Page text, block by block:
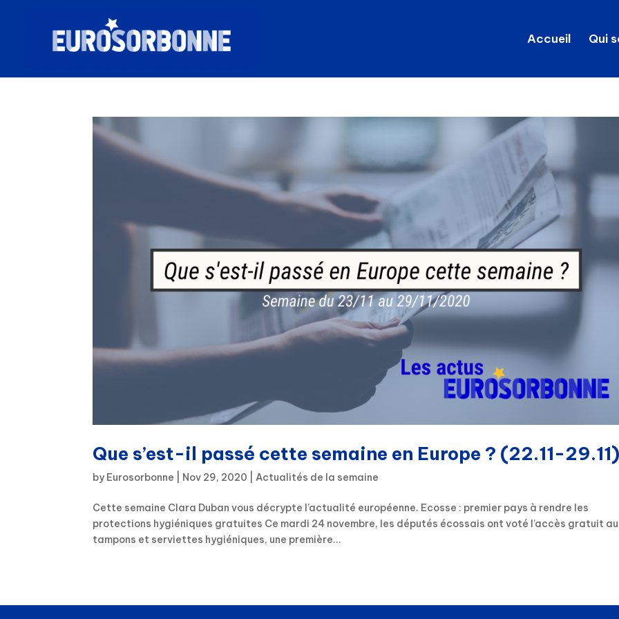
Accueil Qui
Que s’est-il passé cette semaine en Europe ? (22.11-
by Eurosorbonne Nov 29, 2020 |Actualités de la semaine
Cette semaine Clara Duban vous décrypte l’actualité européenne. Ecosse : premier pays à rendre les
protections hygiéniques gratuites Ce mardi 24 novembre, les députés écossais ont voté l’accès gratuit
tampons et serviettes hygiéniques, une première...